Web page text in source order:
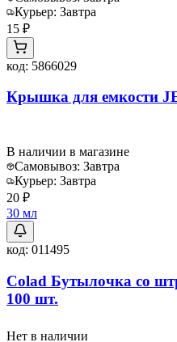
Курьер: Завтра
15 ₽
код: 5866029
Крышка для емкости
В наличии в магазине
Самовывоз: Завтра
Курьер: Завтра
20 ₽
30 мл
код: 011495
Colad Бутылочка со
100 шт.
Нет в наличии